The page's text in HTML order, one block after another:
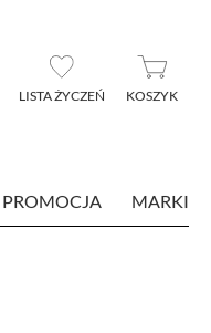
LISTA ŻYCZEŃ KOSZYK
PROMOCJA MARKI